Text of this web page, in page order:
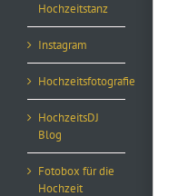
Hochzeitstanz
Instagram
Hochzeitsfotografie
HochzeitsDJ
Blog
Fotobox für die
Hochzeit